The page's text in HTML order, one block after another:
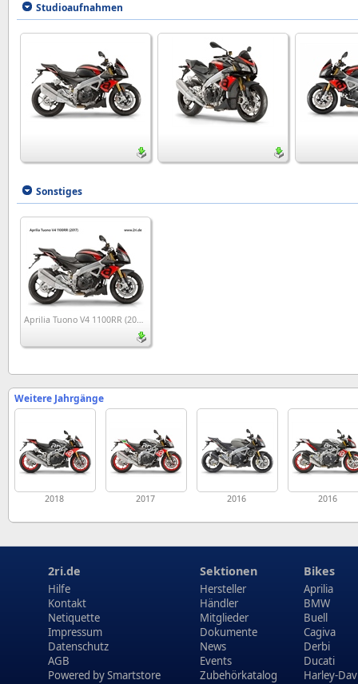
Studioaufnahmen
Sonstiges
Aprilia Tuono V4 1100RR (2017)
Weitere Jahrgänge
2018 2017 2016 2016
2ri.de
Hilfe
Kontakt
Netiquette
Impressum
Datenschutz
AGB
Powered bySmartstore
Sektionen
Hersteller
Händler
Mitglieder
Dokumente
News
Events
Zubehörkatalog
Bikes
Aprilia
BMW
Buell
Cagiva
Derbi
Ducati
Harley-